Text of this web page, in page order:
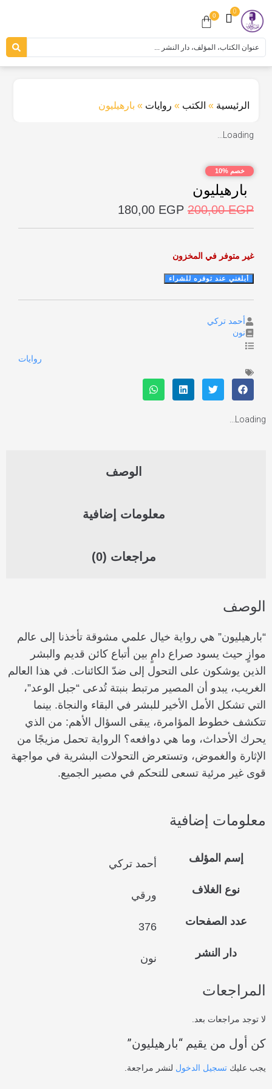
0
0
الرئيسية » الكتب » روايات » بارهيليون
Loading...
خصم %10
بارهيليون
200,00EGP
180,00 EGP
غير متوفر في المخزون
أحمد تركي
نون
روايات
Loading...
الوصف
معلومات إضافية
مراجعات (0)
الوصف
“بارهيليون” هي رواية خيال علمي مشوقة تأخذنا إلى عالم
موازٍ حيث يسود صراع دامٍ بين أتباع كائن قديم والبشر
الذين يوشكون على التحول إلى ضدّ الكائنات. في هذا العالم
الغريب، يبدو أن المصير مرتبط بنبتة تُدعى “جبل الوعد”،
التي تشكل الأمل الأخير للبشر في البقاء والنجاة. بينما
تتكشف خطوط المؤامرة، يبقى السؤال الأهم: من الذي
يحرك الأحداث، وما هي دوافعه؟ الرواية تحمل مزيجًا من
الإثارة والغموض، وتستعرض التحولات البشرية في مواجهة
قوى غير مرئية تسعى للتحكم في مصير الجميع.
معلومات إضافية
إسم المؤلف أحمد تركي
نوع الغلاف ورقي
عدد الصفحات 376
دار النشر نون
المراجعات
لا توجد مراجعات بعد.
كن أول من يقيم “بارهيليون”
يجب عليك تسجيل الدخول لنشر مراجعة.